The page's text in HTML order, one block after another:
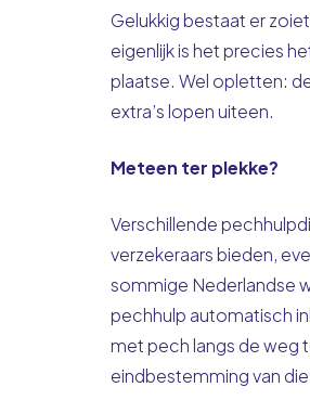
Gelukkig bestaat er
eigenlijk is het precies
plaatse. Wel opletten:
extra’s lopen uiteen.
Meteen ter plekke?
Verschillende
verzekeraars bieden,
sommige Nederlandse
pechhulp automatisch
met pech langs de weg
eindbestemming van